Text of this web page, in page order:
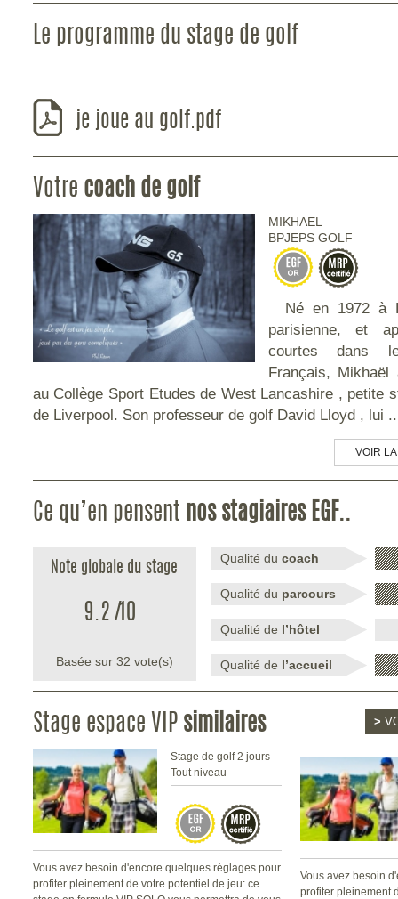
Le programme du stage de golf
je joue au golf.pdf
Votre coach de golf
MIKHAEL
BPJEPS GOLF
Né en 1972 à
parisienne, et
courtes dans
Français,
au Collège Sport Etudes de West Lancashire , petite
de Liverpool. Son professeur de golf David Lloyd , lui
VOIR
Ce qu’en pensent nos stagiaires EGF..
Note globale du stage
9.2 /
10
Basée sur 32 vote(s)
Qualité ducoach
Qualité du parcours
Qualité de l’hôtel
Qualité de l’accueil
Stage espace VIP similaires >
Stage de golf 2 jours
Tout niveau
Vous avez besoin d'encore quelques réglages pour
profiter pleinement de votre potentiel de jeu: ce
Vous avez besoin
profiter pleinement